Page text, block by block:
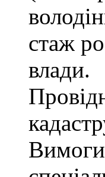
стаж
влади.